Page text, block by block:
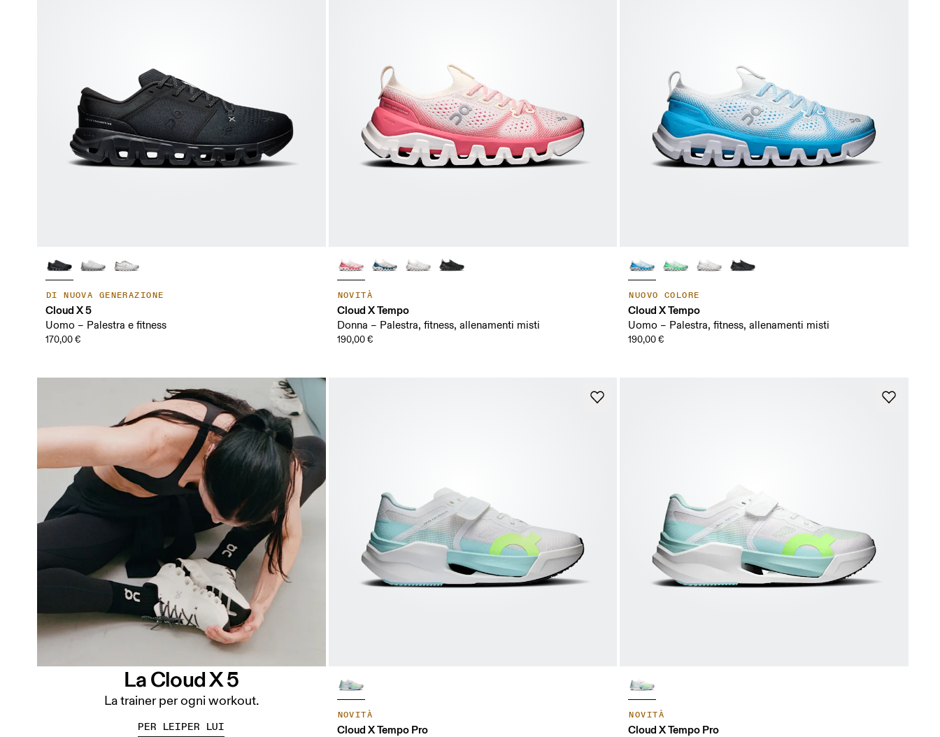
DI NUOVA GENERAZIONE
Cloud X 5
Uomo – Palestra e fitness
170,00 €
NOVITÀ
Cloud X Tempo
Donna – Palestra, fitness, allenamenti misti
190,00 €
NUOVO COLORE
Cloud X Tempo
Uomo – Palestra, fitness, allenamenti misti
190,00 €
NOVITÀ
Cloud X Tempo Pro
NOVITÀ
Cloud X Tempo Pro
La Cloud X 5
La trainer per ogni workout.
PER LEIPER LUI